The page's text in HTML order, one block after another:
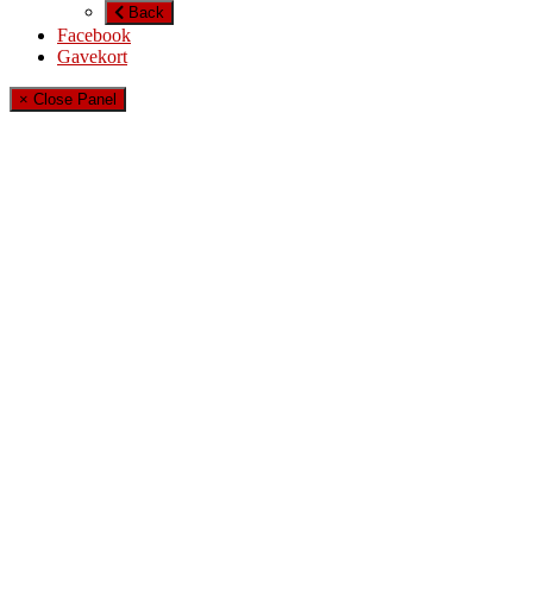
Back
Facebook
Gavekort
× Close Panel